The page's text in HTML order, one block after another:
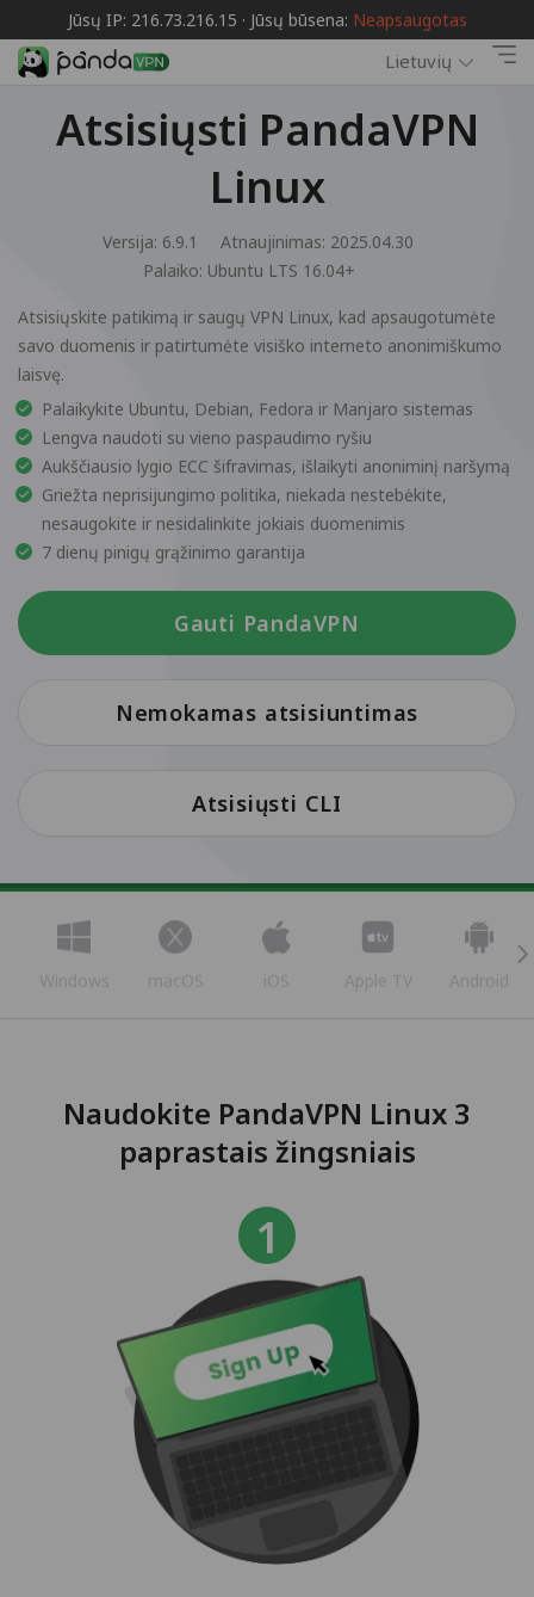
Jūsų IP: 216.73.216.15 · Jūsų būsena: Neapsaugotas
Lietuvių
Atsisiųsti PandaVPN
Linux
Versija: 6.9.1
Atnaujinimas: 2025.04.30
Palaiko: Ubuntu LTS 16.04+
Atsisiųskite patikimą ir saugų VPN Linux, kad apsaugotumėte
savo duomenis ir patirtumėte visiško interneto anonimiškumo
laisvę.
Palaikykite Ubuntu, Debian, Fedora ir Manjaro sistemas
Lengva naudoti su vieno paspaudimo ryšiu
Aukščiausio lygio ECC šifravimas, išlaikyti anoniminį naršymą
Griežta neprisijungimo politika, niekada nestebėkite,
nesaugokite ir nesidalinkite jokiais duomenimis
7 dienų pinigų grąžinimo garantija
Gauti PandaVPN
Nemokamas atsisiuntimas
Atsisiųsti CLI
Windows macOS iOS Apple TV Android
Naudokite PandaVPN Linux 3
paprastais žingsniais